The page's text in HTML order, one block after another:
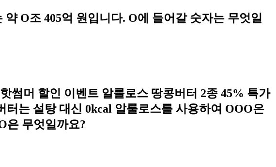
O조 405억 원입니다. O에 들어갈 숫자는 무엇일
썸머 할인 이벤트 알룰로스 땅콩버터 2종 45% 특가
는 설탕 대신 0kcal 알룰로스를 사용하여 OOO은
은 무엇일까요?